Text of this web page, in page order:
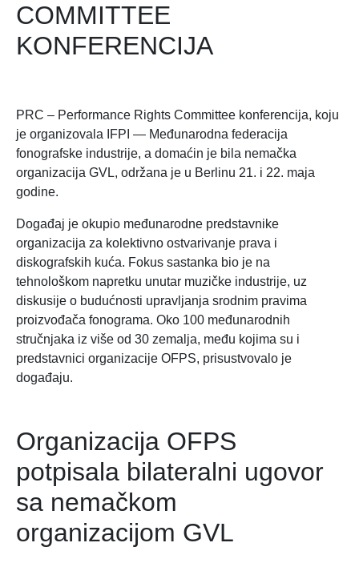
COMMITTEE
KONFERENCIJA
PRC – Performance Rights Committee konferencija, koju
je organizovala IFPI — Međunarodna federacija
fonografske industrije, a domaćin je bila nemačka
organizacija GVL, održana je u Berlinu 21. i 22. maja
godine.
Događaj je okupio međunarodne predstavnike
organizacija za kolektivno ostvarivanje prava i
diskografskih kuća. Fokus sastanka bio je na
tehnološkom napretku unutar muzičke industrije, uz
diskusije o budućnosti upravljanja srodnim pravima
proizvođača fonograma. Oko 100 međunarodnih
stručnjaka iz više od 30 zemalja, među kojima su i
predstavnici organizacije OFPS, prisustvovalo je
događaju.
Organizacija OFPS
potpisala bilateralni ugovor
sa nemačkom
organizacijom GVL